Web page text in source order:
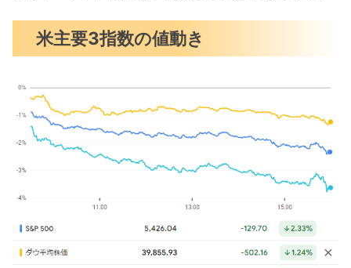
米国市場のトピックス
テスラ決算ミスで株価12%急落
クラウドストライク欠陥見逃したこと
を報じる
カナダ中銀2会合連続で25bp利下げ
7月の注目イベントについて
米主要3指数の値動き